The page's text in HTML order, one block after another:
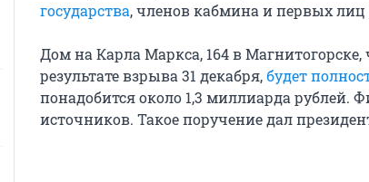
государства, членов кабмина и первых лиц
Дом на Карла Маркса, 164 в
результате взрыва 31 декабря,будет
понадобится около 1,3 миллиарда рублей.
источников. Такое поручение дал